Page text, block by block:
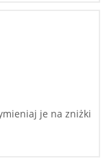
je na zniżki